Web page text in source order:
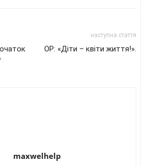
наступна стаття
ОР: «Діти – квіти життя!».
maxwelhelp